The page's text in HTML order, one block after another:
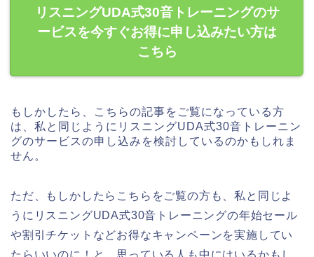
リスニングUDA式30音トレーニングのサ
ービスを今すぐお得に申し込みたい方は
こちら
もしかしたら、こちらの記事をご覧になっている方
は、私と同じようにリスニングUDA式30音トレーニン
グのサービスの申し込みを検討しているのかもしれま
せん。
ただ、もしかしたらこちらをご覧の方も、私と同じよ
うにリスニングUDA式30音トレーニングの年始セール
や割引チケットなどお得なキャンペーンを実施してい